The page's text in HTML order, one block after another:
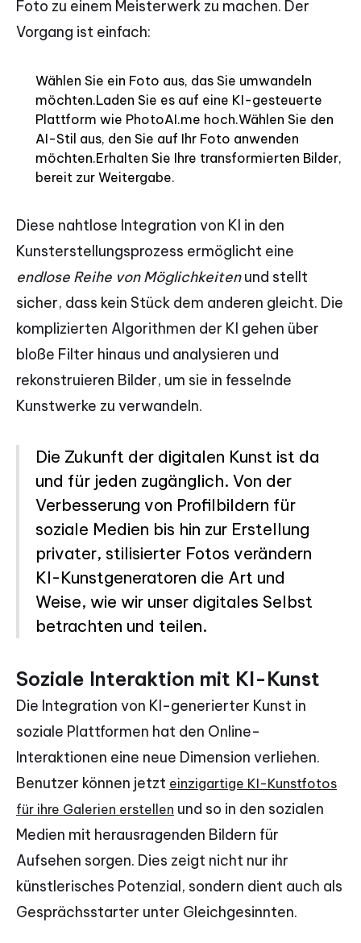
Foto zu einem Meisterwerk zu machen. Der
Vorgang ist einfach:
Wählen Sie ein Foto aus, das Sie umwandeln
möchten.Laden Sie es auf eine KI-gesteuerte
Plattform wie PhotoAI.me hoch.Wählen Sie den
AI-Stil aus, den Sie auf Ihr Foto anwenden
möchten.Erhalten Sie Ihre transformierten Bilder,
bereit zur Weitergabe.
Diese nahtlose Integration von KI in den
Kunsterstellungsprozess ermöglicht eine
endlose Reihe von Möglichkeitenund stellt
sicher, dass kein Stück dem anderen gleicht. Die
komplizierten Algorithmen der KI gehen über
bloße Filter hinaus und analysieren und
rekonstruieren Bilder, um sie in fesselnde
Kunstwerke zu verwandeln.
Die Zukunft der digitalen Kunst ist da
und für jeden zugänglich. Von der
Verbesserung von Profilbildern für
soziale Medien bis hin zur Erstellung
privater, stilisierter Fotos verändern
KI-Kunstgeneratoren die Art und
Weise, wie wir unser digitales Selbst
betrachten und teilen.
Soziale Interaktion mit KI-Kunst
Die Integration von KI-generierter Kunst in
soziale Plattformen hat den Online-
Interaktionen eine neue Dimension verliehen.
Benutzer können jetzt einzigartige KI-Kunstfotos
für ihre Galerien erstellen und so in den sozialen
Medien mit herausragenden Bildern für
Aufsehen sorgen. Dies zeigt nicht nur ihr
künstlerisches Potenzial, sondern dient auch als
Gesprächsstarter unter Gleichgesinnten.